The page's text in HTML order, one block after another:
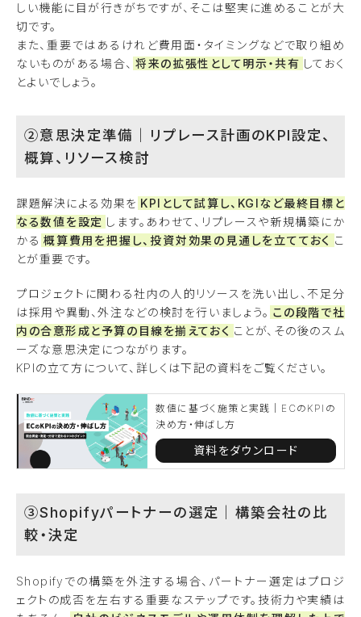
しい機能に目が行きがちですが、そこは堅実に進めることが大
切です。
また、重要ではあるけれど費用面・タイミングなどで取り組め
ないものがある場合、 将来の拡張性として明示・共有 しておく
とよいでしょう。
②意思決定準備｜リプレース計画のKPI設定、
概算、リソース検討
課題解決による効果を KPIとして試算し、KGIなど最終目標と
なる数値を設定 します。あわせて、リプレースや新規構築にか
かる 概算費用を把握し、投資対効果の見通しを立てておく こ
とが重要です。
プロジェクトに関わる社内の人的リソースを洗い出し、不足分
は採用や異動、外注などの検討を行いましょう。 この段階で社
内の合意形成と予算の目線を揃えておく ことが、その後のスム
ーズな意思決定につながります。
KPIの立て方について、詳しくは下記の資料をご覧ください。
数値に基づく施策と実践｜ECのKPIの
決め方・伸ばし方
資料をダウンロード
③Shopifyパートナーの選定｜構築会社の比
較・決定
Shopifyでの構築を外注する場合、パートナー選定はプロジ
ェクトの成否を左右する重要なステップです。技術力や実績は